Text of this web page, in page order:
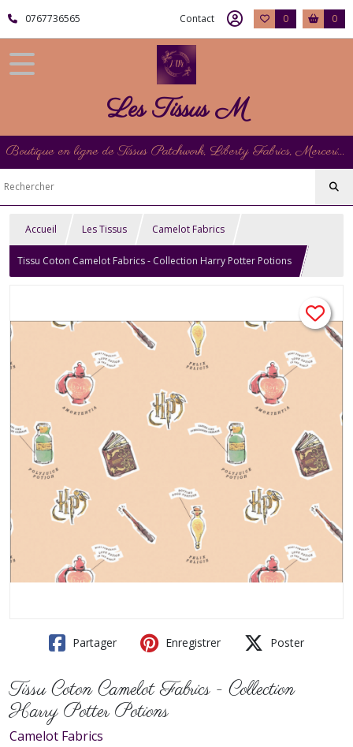
0767736565 Contact 0 0
Les Tissus M
Boutique en ligne de Tissus Patchwork, Liberty Fabrics, Mercerie et Matériel de Point de Croix
Accueil Les Tissus Camelot Fabrics
Tissu Coton Camelot Fabrics - Collection Harry Potter Potions
Partager Enregistrer Poster
Tissu Coton Camelot Fabrics - Collection
Harry Potter Potions
Camelot Fabrics